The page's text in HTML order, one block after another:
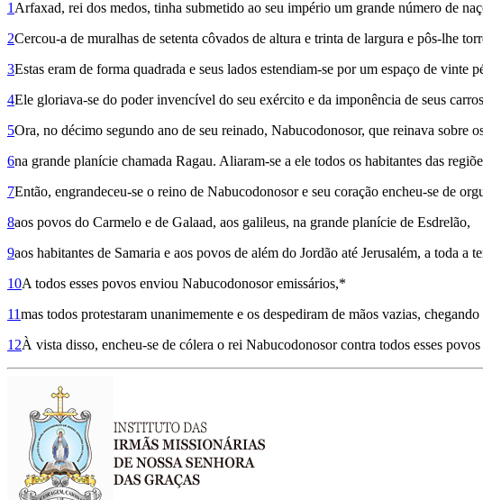
1 Arfaxad, rei dos medos, tinha submetido ao seu império um grande número de
2Cercou-a de muralhas de setenta côvados de altura e trinta de largura e pôs-lhe
3Estas eram de forma quadrada e seus lados estendiam-se por um espaço de vinte
4Ele gloriava-se do poder invencível do seu exército e da imponência de seus
5Ora, no décimo segundo ano de seu reinado, Nabucodonosor, que reinava sobre
6na grande planície chamada Ragau. Aliaram-se a ele todos os habitantes das
7Então, engrandeceu-se o reino de Nabu­co­donosor e seu coração encheu-se de
8aos povos do Carmelo e de Galaad, aos gali­leus, na grande planície de Esdre­lão,
9aos habitantes de Samaria e aos povos de além do Jordão até Jerusalém, a toda a
10A todos esses povos enviou Nabucodo­nosor emissários,*
11mas todos protestaram unanimemente e os despediram de mãos vazias,
12À vista disso, encheu-se de cólera o rei Nabucodonosor contra todos esses